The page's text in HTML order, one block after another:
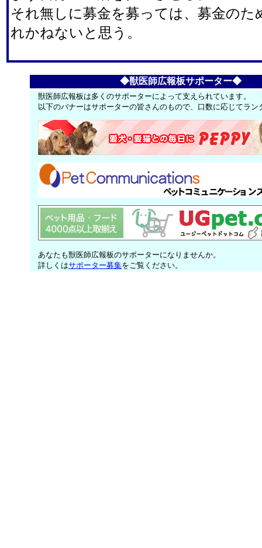
それ無しに募金を募っては、募金のた
れかねないと思う。
◆獣医師広報板サポーター◆
獣医師広報板は多くのサポーターによって支えられています。
以下のバナーはサポーターの皆さんのもので、口数に応じてラ
あなたも獣医師広報板のサポーターになりませんか。
詳しくはサポーター募集をご覧ください。